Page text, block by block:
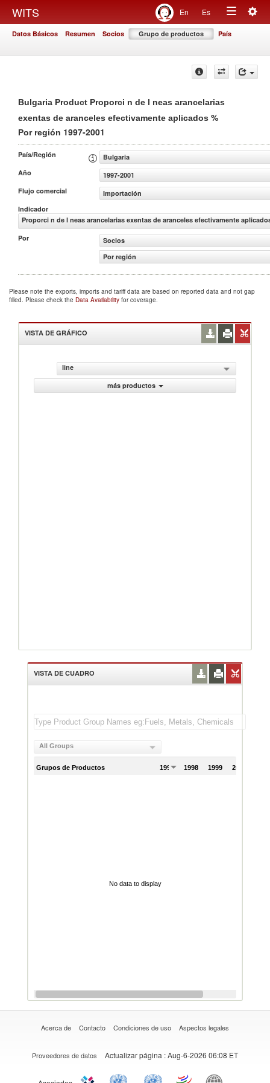
WITS En Es
Toggle
Datos Básicos Resumen Socios Grupo de productos País
Bulgaria Product Proporci n de l neas arancelarias
exentas de aranceles efectivamente aplicados %
Por región 1997-2001
País/Región
Bulgaria
Año
1997-2001
Flujo comercial
Importación
Indicador
Proporci n de l neas arancelarias exentas de aranceles efectivamente
Por
Socios
Por región
Please note the exports, imports and tariff data are based on reported data and not gap
filled. Please check the Data Availability for coverage.
VISTA DE GRÁFICO
line
más productos
VISTA DE CUADRO
All Groups
Grupos de Productos 1997 1998 1999 2000
No data to display
Acerca de Contacto Condiciones de uso Aspectos legales
Proveedores de datos Actualizar página : Aug-6-2026 06:08 ET